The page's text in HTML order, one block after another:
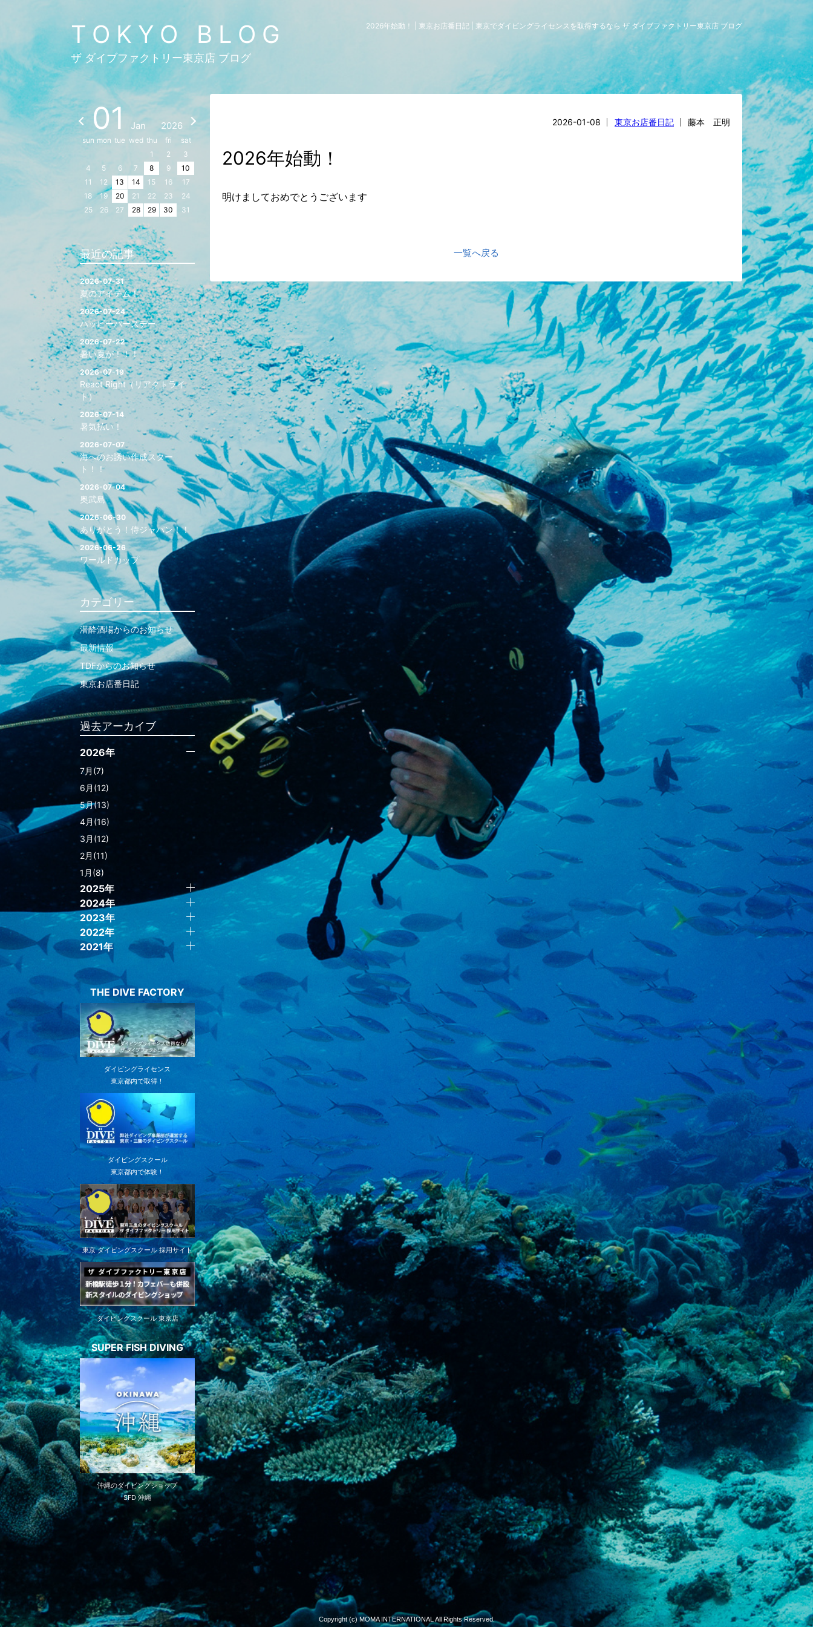
TOKYO BLOG
ザ ダイブファクトリー東京店 ブログ
2026年始動！ | 東京お店番日記 | 東京でダイビングライセンスを取得するなら ザ ダイブファクトリー東京店 ブログ
2026-01-08 東京お店番日記 藤本 正明
2026年始動！
明けましておめでとうございます
一覧へ戻る
01 Jan 2026
sun mon tue wed thu fri
sat
1
2
3
4
5 6 7 8 9
10
11
12 13 14 15 16
17
18
19 20 21 22 23
24
25
26 27 28 29 30 31
最近の記事
2026-07-31
夏のアイテム！
2026-07-24
ハッピーバースデー
2026-07-22
暑い夏が！！！
2026-07-19
React Right（リアクトライ
ト）
2026-07-14
暑気払い！
2026-07-07
海へのお誘い作成スター
ト！！
2026-07-04
奥武島
2026-06-30
ありがとう！侍ジャパン！！
2026-06-26
ワールドカップ
カテゴリー
潜酔酒場からのお知らせ
最新情報
TDFからのお知らせ
東京お店番日記
過去アーカイブ
2026年
7月(7)
6月(12)
5月(13)
4月(16)
3月(12)
2月(11)
1月(8)
2025年
2024年
2023年
2022年
2021年
THE DIVE FACTORY
ダイビングライセンス
東京都内で取得！
ダイビングスクール
東京都内で体験！
東京 ダイビングスクール 採用サイト
ダイビングスクール 東京店
SUPER FISH DIVING
沖縄のダイビングショップ
SFD 沖縄
Copyright (c) MOMA INTERNATIONAL All Rights Reserved.